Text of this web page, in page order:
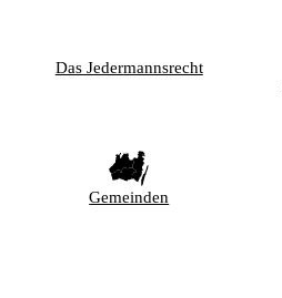
Das Jedermannsrecht
Gemeinden